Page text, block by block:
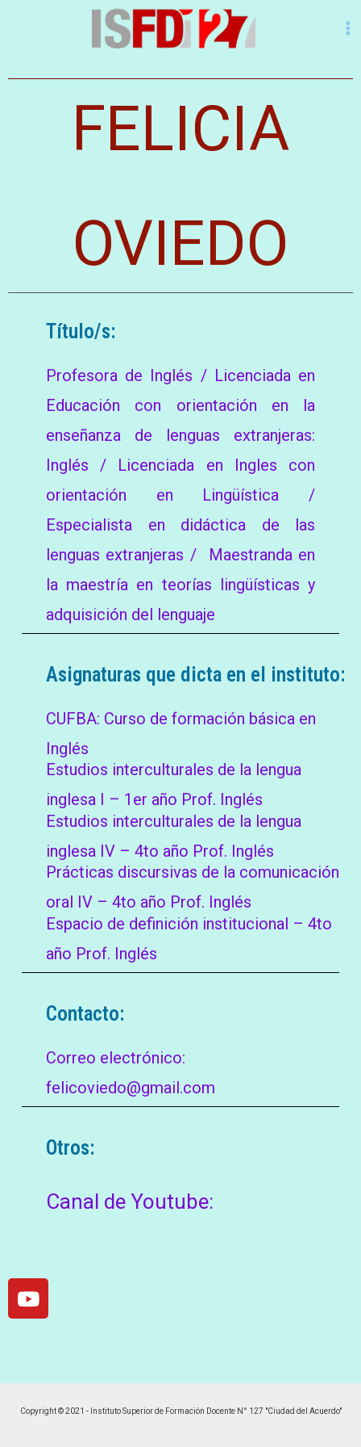
FELICIA
OVIEDO
Título/s:
Profesora de Inglés / Licenciada en
Educación con orientación en la
enseñanza de lenguas extranjeras:
Inglés / Licenciada en Ingles con
orientación en Lingüística /
Especialista en didáctica de las
lenguas extranjeras / Maestranda en
la maestría en teorías lingüísticas y
adquisición del lenguaje
Asignaturas que dicta en el instituto:
CUFBA: Curso de formación básica en
Inglés
Estudios interculturales de la lengua
inglesa I – 1er año Prof. Inglés
Estudios interculturales de la lengua
inglesa IV – 4to año Prof. Inglés
Prácticas discursivas de la comunicación
oral IV – 4to año Prof. Inglés
Espacio de definición institucional – 4to
año Prof. Inglés
Contacto:
Correo electrónico:
felicoviedo@gmail.com
Otros:
Canal de Youtube:
Copyright © 2021 - Instituto Superior de Formación Docente N° 127 "Ciudad del Acuerdo"